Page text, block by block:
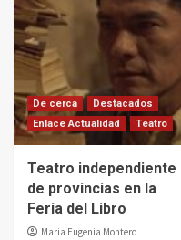
De cerca
Destacados
Enlace Actualidad
Teatro
Teatro independiente
de provincias en la
Feria del Libro
Maria Eugenia Montero